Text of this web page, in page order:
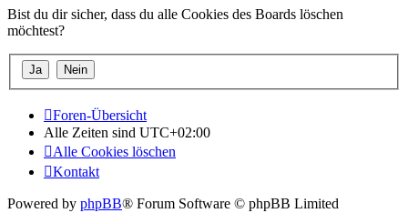
Bist du dir sicher, dass du alle Cookies des Boards löschen
möchtest?
Foren-Übersicht
Alle Zeiten sind UTC+02:00
Alle Cookies löschen
Kontakt
Powered by phpBB® Forum Software © phpBB Limited